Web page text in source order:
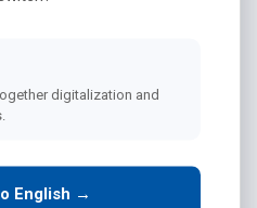
digitalization and
English →